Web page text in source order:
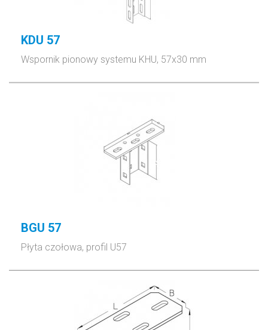
KDU 57
Wspornik pionowy systemu KHU, 57x30 mm
BGU 57
Płyta czołowa, profil U57